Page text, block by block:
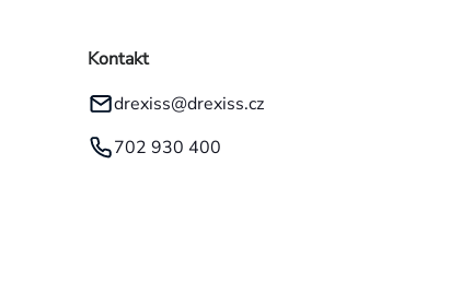
Kontakt
drexiss@drexiss.cz
702 930 400